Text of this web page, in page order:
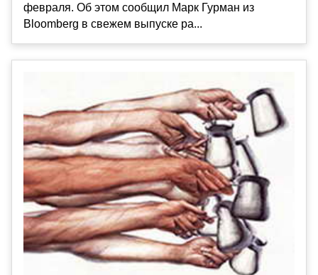
февраля. Об этом сообщил Марк Гурман из
Bloomberg в свежем выпуске ра...